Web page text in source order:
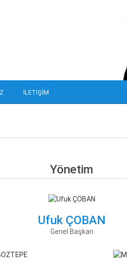
İLETIŞIM
Yönetim
Ufuk ÇOBAN
Genel Başkan